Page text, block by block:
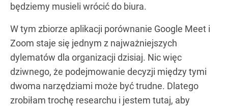
będziemy musieli wrócić do biura.
W tym zbiorze aplikacji porównanie Google Meet i
Zoom staje się jednym z najważniejszych
dylematów dla organizacji dzisiaj. Nic więc
dziwnego, że podejmowanie decyzji między tymi
dwoma narzędziami może być trudne. Dlatego
zrobiłam trochę researchu i jestem tutaj, aby